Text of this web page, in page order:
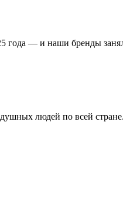
года — и наши бренды
людей по всей стране.